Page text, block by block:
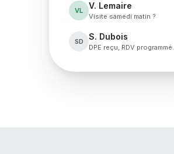
VL V. Lemaire
Visite samedi matin ?
SD S. Dubois
DPE reçu, RDV programmé.